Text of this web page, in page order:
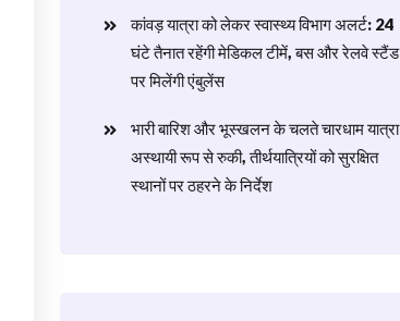
​कांवड़ यात्रा को लेकर स्वास्थ्य विभाग अलर्ट: 24
घंटे तैनात रहेंगी मेडिकल टीमें, बस और रेलवे स्टैंड
पर मिलेंगी एंबुलेंस
​भारी बारिश और भूस्खलन के चलते चारधाम यात्रा
अस्थायी रूप से रुकी, तीर्थयात्रियों को सुरक्षित
स्थानों पर ठहरने के निर्देश